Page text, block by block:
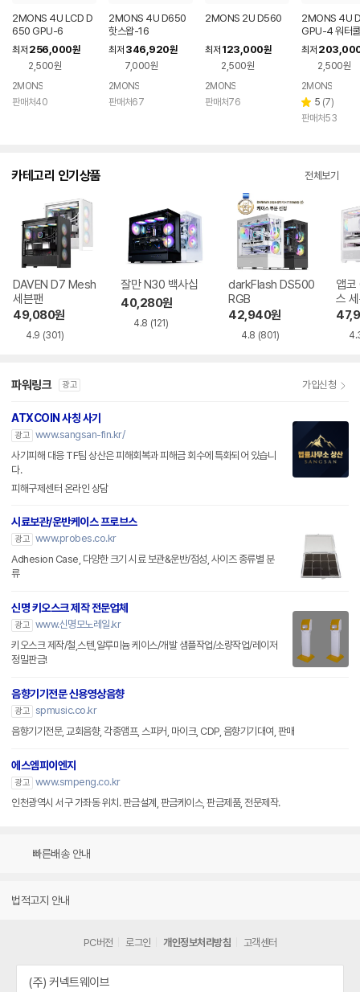
2MONS 4U LCD D
650 GPU-6
최저 256,000원
2,500원
2MONS
판매처40
2MONS 4U D650
핫스왑-16
최저 346,920원
7,000원
2MONS
판매처67
2MONS 2U D560
최저 123,000원
2,500원
2MONS
판매처76
2MONS 4U
GPU-4 워터쿨
최저
2,500원
2MONS
별
점
5 리
뷰
(7)
판매처53
카테고리 인기상품 전체보기
DAVEN D7 Mesh
세븐팬
49,080원
4.9 (301)
잘만 N30 백사십
40,280원
4.8 (121)
darkFlash DS500
RGB
42,940원
4.8 (801)
앱코
스
파워링크 광고 가입신청
ATXCOIN 사칭 사기
광고 www.sangsan-fin.kr/
사기피해 대응 TF팀 상산은 피해회복과 피해금 회수에 특화되어 있습니
다.
피해구제센터 온라인 상담
시료보관/운반케이스 프로브스
광고 www.probes.co.kr
Adhesion Case, 다양한 크기 시료 보관&운반/점성, 사이즈 종류별 분
류
신명 키오스크 제작 전문업체
광고 www.신명모노레일.kr
키오스크 제작/철,스텐,알루미늄 케이스/개발 샘플작업/소량작업/레이저
정밀판금!
음향기기전문 신용영상음향
광고 spmusic.co.kr
음향기기전문, 교회음향, 각종앰프, 스피커, 마이크, CDP, 음향기기대여, 판매
에스엠피이엔지
광고 www.smpeng.co.kr
인천광역시 서구 가좌동 위치. 판금설계, 판금케이스, 판금제품, 전문제작.
빠른배송 안내
법적고지 안내
PC버전 로그인 개인정보처리방침 고객센터
(주) 커넥트웨이브